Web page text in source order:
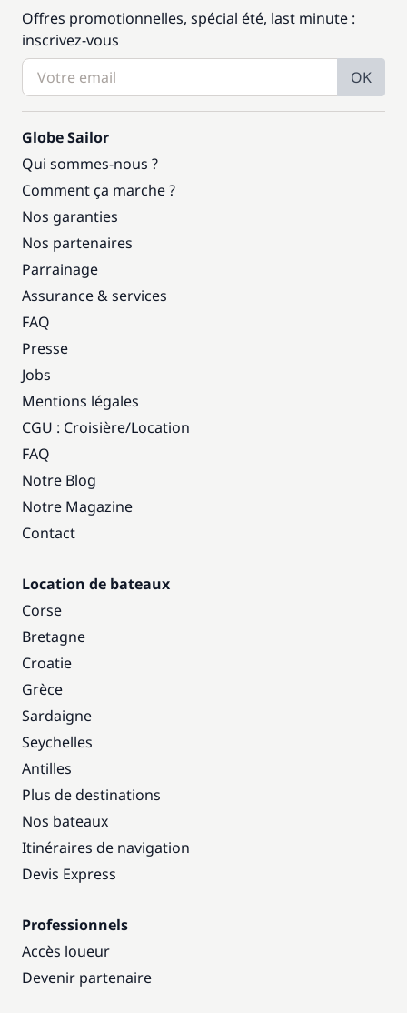
Offres promotionnelles, spécial été, last minute :
inscrivez-vous
OK
Globe Sailor
Qui sommes-nous ?
Comment ça marche ?
Nos garanties
Nos partenaires
Parrainage
Assurance & services
FAQ
Presse
Jobs
Mentions légales
CGU : Croisière/Location
FAQ
Notre Blog
Notre Magazine
Contact
Location de bateaux
Corse
Bretagne
Croatie
Grèce
Sardaigne
Seychelles
Antilles
Plus de destinations
Nos bateaux
Itinéraires de navigation
Devis Express
Professionnels
Accès loueur
Devenir partenaire